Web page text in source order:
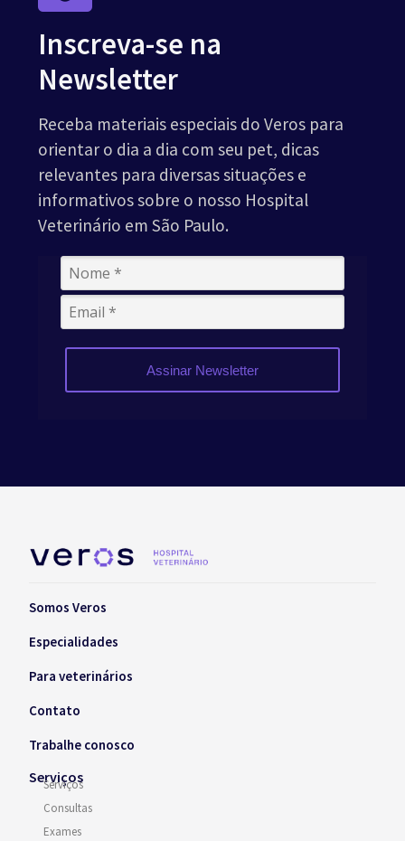
Inscreva-se na
Newsletter
Receba materiais especiais do Veros para
orientar o dia a dia com seu pet, dicas
relevantes para diversas situações e
informativos sobre o nosso Hospital
Veterinário em São Paulo.
Assinar Newsletter
Somos Veros
Especialidades
Para veterinários
Contato
Trabalhe conosco
Serviços
Serviços
Consultas
Exames